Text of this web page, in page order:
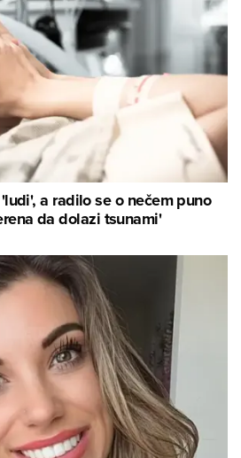
a radilo se o nečem puno
da dolazi tsunami'